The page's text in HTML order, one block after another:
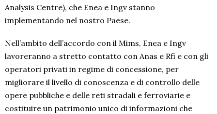
Analysis Centre), che Enea e Ingv stanno
implementando nel nostro Paese.
Nell’ambito dell’accordo con il Mims, Enea e Ingv
lavoreranno a stretto contatto con Anas e Rfi e con gli
operatori privati in regime di concessione, per
migliorare il livello di conoscenza e di controllo delle
opere pubbliche e delle reti stradali e ferroviarie e
costituire un patrimonio unico di informazioni che